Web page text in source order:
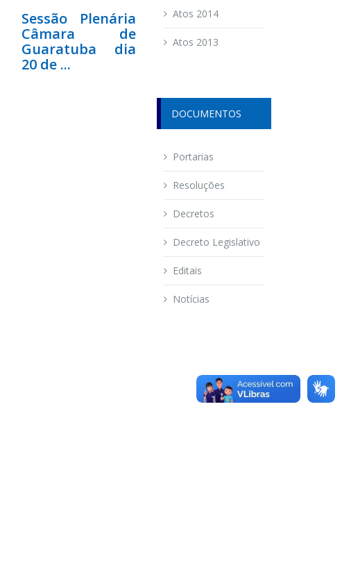
Sessão Plenária
Câmara de
Guaratuba dia
20 de ...
Atos 2014
Atos 2013
DOCUMENTOS
Portarias
Resoluções
Decretos
Decreto Legislativo
Editais
Notícias